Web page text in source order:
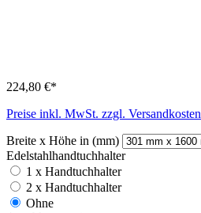
224,80 €*
Preise inkl. MwSt. zzgl. Versandkosten
Breite x Höhe in (mm)
Edelstahlhandtuchhalter
1 x Handtuchhalter
2 x Handtuchhalter
Ohne